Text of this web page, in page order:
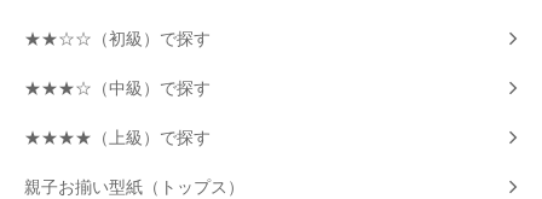
★★☆☆（初級）で探す
★★★☆（中級）で探す
★★★★（上級）で探す
親子お揃い型紙（トップス）